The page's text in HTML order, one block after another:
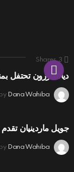
3
Shares
ديانا كرزون تحتفل
by Dana Wahiba
جويل ماردينيان
by Dana Wahiba